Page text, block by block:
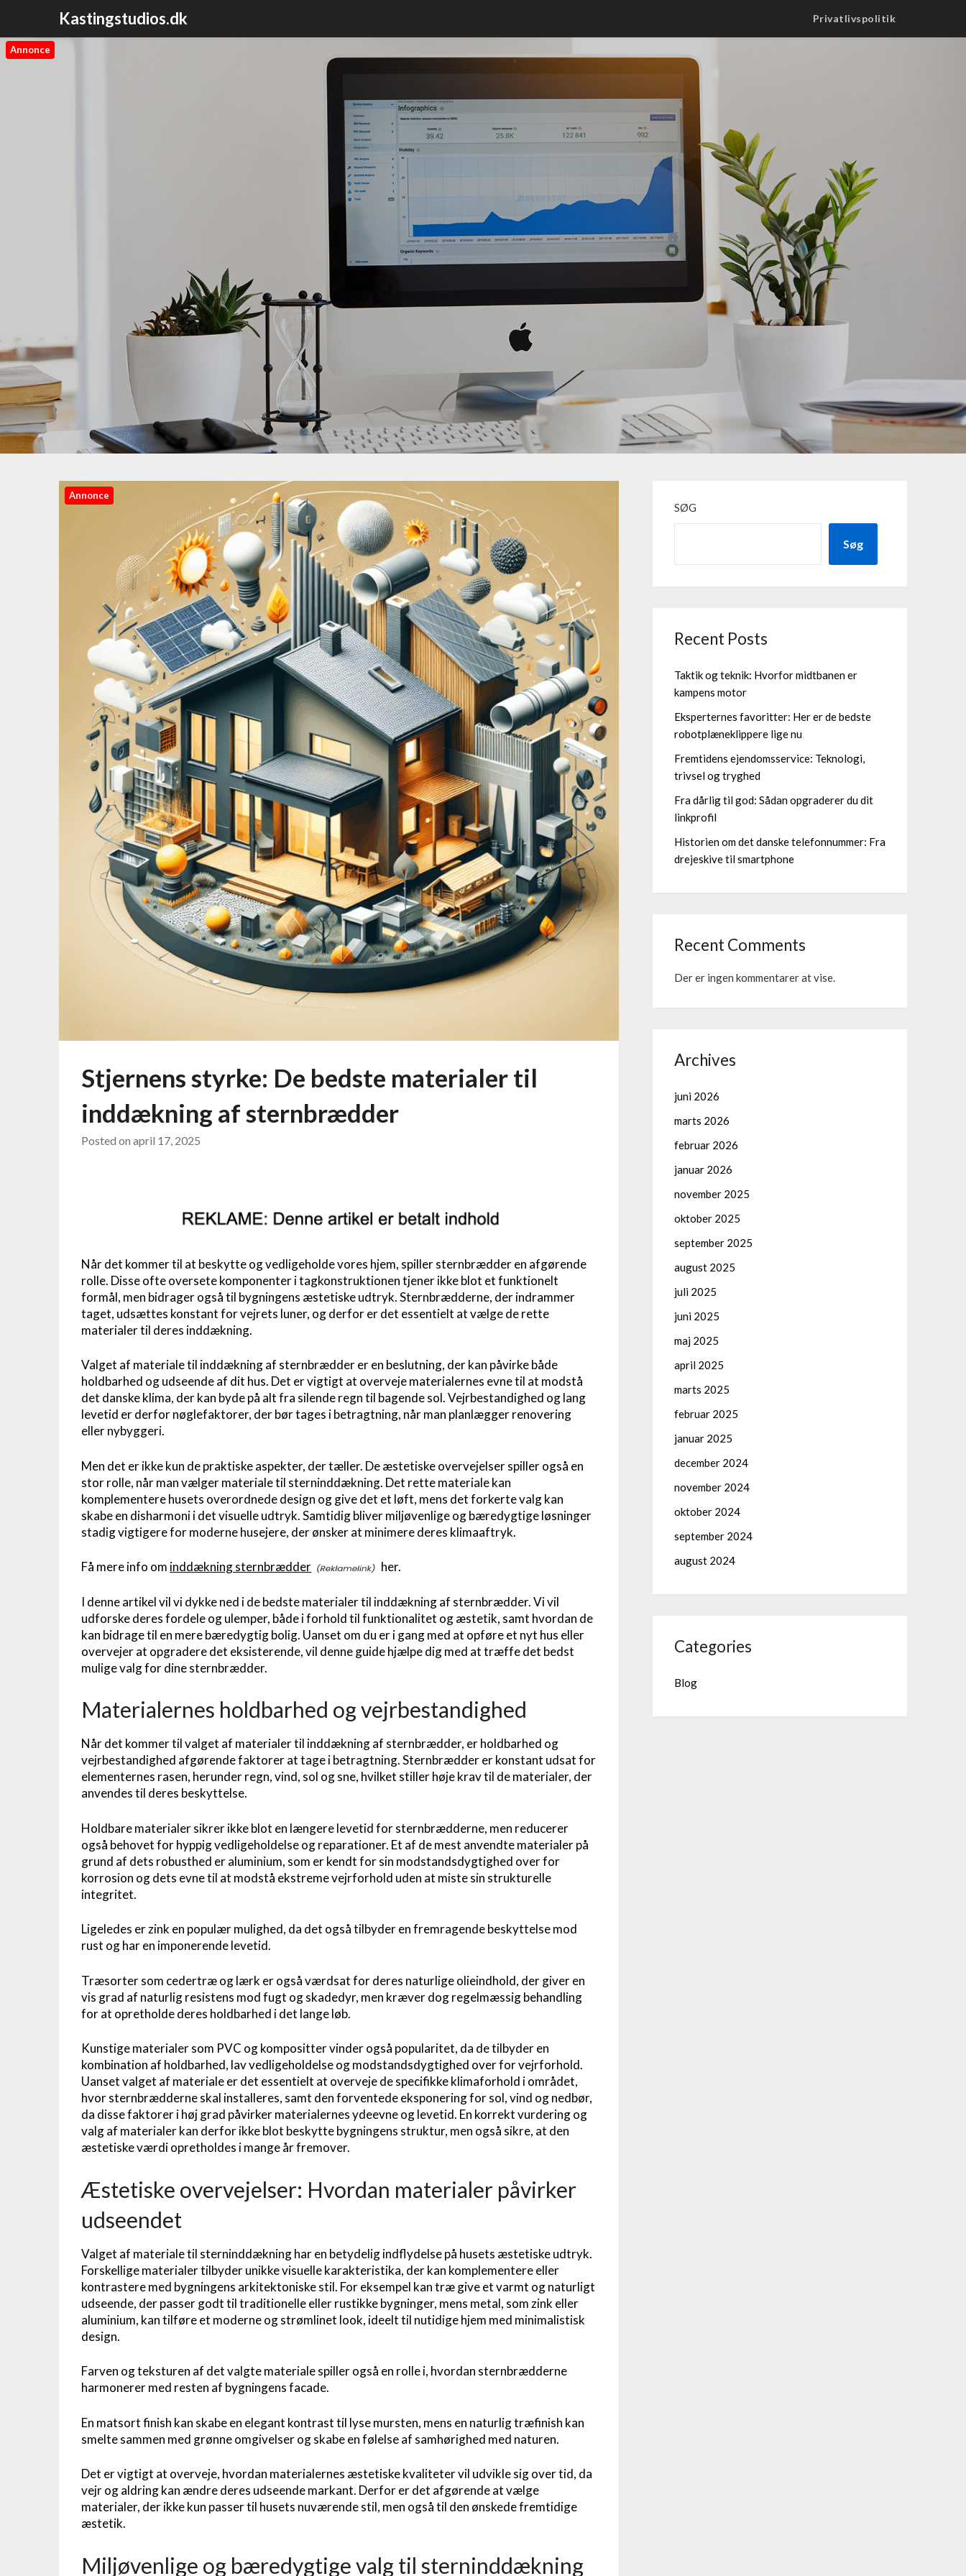
Kastingstudios.dk Privatlivspolitik
Annonce
Annonce
Stjernens styrke: De bedste materialer til
inddækning af sternbrædder
Posted onapril 17, 2025
Når det kommer til at beskytte og vedligeholde vores hjem, spiller sternbrædder en afgørende
rolle. Disse ofte oversete komponenter i tagkonstruktionen tjener ikke blot et funktionelt
formål, men bidrager også til bygningens æstetiske udtryk. Sternbrædderne, der indrammer
taget, udsættes konstant for vejrets luner, og derfor er det essentielt at vælge de rette
materialer til deres inddækning.
Valget af materiale til inddækning af sternbrædder er en beslutning, der kan påvirke både
holdbarhed og udseende af dit hus. Det er vigtigt at overveje materialernes evne til at modstå
det danske klima, der kan byde på alt fra silende regn til bagende sol. Vejrbestandighed og lang
levetid er derfor nøglefaktorer, der bør tages i betragtning, når man planlægger renovering
eller nybyggeri.
Men det er ikke kun de praktiske aspekter, der tæller. De æstetiske overvejelser spiller også en
stor rolle, når man vælger materiale til sterninddækning. Det rette materiale kan
komplementere husets overordnede design og give det et løft, mens det forkerte valg kan
skabe en disharmoni i det visuelle udtryk. Samtidig bliver miljøvenlige og bæredygtige løsninger
stadig vigtigere for moderne husejere, der ønsker at minimere deres klimaaftryk.
Få mere info om inddækning sternbrædder her.
I denne artikel vil vi dykke ned i de bedste materialer til inddækning af sternbrædder. Vi vil
udforske deres fordele og ulemper, både i forhold til funktionalitet og æstetik, samt hvordan de
kan bidrage til en mere bæredygtig bolig. Uanset om du er i gang med at opføre et nyt hus eller
overvejer at opgradere det eksisterende, vil denne guide hjælpe dig med at træffe det bedst
mulige valg for dine sternbrædder.
Materialernes holdbarhed og vejrbestandighed
Når det kommer til valget af materialer til inddækning af sternbrædder, er holdbarhed og
vejrbestandighed afgørende faktorer at tage i betragtning. Sternbrædder er konstant udsat for
elementernes rasen, herunder regn, vind, sol og sne, hvilket stiller høje krav til de materialer, der
anvendes til deres beskyttelse.
Holdbare materialer sikrer ikke blot en længere levetid for sternbrædderne, men reducerer
også behovet for hyppig vedligeholdelse og reparationer. Et af de mest anvendte materialer på
grund af dets robusthed er aluminium, som er kendt for sin modstandsdygtighed over for
korrosion og dets evne til at modstå ekstreme vejrforhold uden at miste sin strukturelle
integritet.
Ligeledes er zink en populær mulighed, da det også tilbyder en fremragende beskyttelse mod
rust og har en imponerende levetid.
Træsorter som cedertræ og lærk er også værdsat for deres naturlige olieindhold, der giver en
vis grad af naturlig resistens mod fugt og skadedyr, men kræver dog regelmæssig behandling
for at opretholde deres holdbarhed i det lange løb.
Kunstige materialer som PVC og kompositter vinder også popularitet, da de tilbyder en
kombination af holdbarhed, lav vedligeholdelse og modstandsdygtighed over for vejrforhold.
Uanset valget af materiale er det essentielt at overveje de specifikke klimaforhold i området,
hvor sternbrædderne skal installeres, samt den forventede eksponering for sol, vind og nedbør,
da disse faktorer i høj grad påvirker materialernes ydeevne og levetid. En korrekt vurdering og
valg af materialer kan derfor ikke blot beskytte bygningens struktur, men også sikre, at den
æstetiske værdi opretholdes i mange år fremover.
Æstetiske overvejelser: Hvordan materialer påvirker
udseendet
Valget af materiale til sterninddækning har en betydelig indflydelse på husets æstetiske udtryk.
Forskellige materialer tilbyder unikke visuelle karakteristika, der kan komplementere eller
kontrastere med bygningens arkitektoniske stil. For eksempel kan træ give et varmt og naturligt
udseende, der passer godt til traditionelle eller rustikke bygninger, mens metal, som zink eller
aluminium, kan tilføre et moderne og strømlinet look, ideelt til nutidige hjem med minimalistisk
design.
Farven og teksturen af det valgte materiale spiller også en rolle i, hvordan sternbrædderne
harmonerer med resten af bygningens facade.
En matsort finish kan skabe en elegant kontrast til lyse mursten, mens en naturlig træfinish kan
smelte sammen med grønne omgivelser og skabe en følelse af samhørighed med naturen.
Det er vigtigt at overveje, hvordan materialernes æstetiske kvaliteter vil udvikle sig over tid, da
vejr og aldring kan ændre deres udseende markant. Derfor er det afgørende at vælge
materialer, der ikke kun passer til husets nuværende stil, men også til den ønskede fremtidige
æstetik.
Miljøvenlige og bæredygtige valg til sterninddækning
SØG
Søg
Recent Posts
Taktik og teknik: Hvorfor midtbanen er
kampens motor
Eksperternes favoritter: Her er de bedste
robotplæneklippere lige nu
Fremtidens ejendomsservice: Teknologi,
trivsel og tryghed
Fra dårlig til god: Sådan opgraderer du dit
linkprofil
Historien om det danske telefonnummer: Fra
drejeskive til smartphone
Recent Comments
Der er ingen kommentarer at vise.
Archives
juni 2026
marts 2026
februar 2026
januar 2026
november 2025
oktober 2025
september 2025
august 2025
juli 2025
juni 2025
maj 2025
april 2025
marts 2025
februar 2025
januar 2025
december 2024
november 2024
oktober 2024
september 2024
august 2024
Categories
Blog